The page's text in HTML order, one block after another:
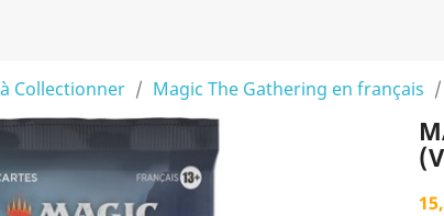
Collectionner Magic The Gathering en français